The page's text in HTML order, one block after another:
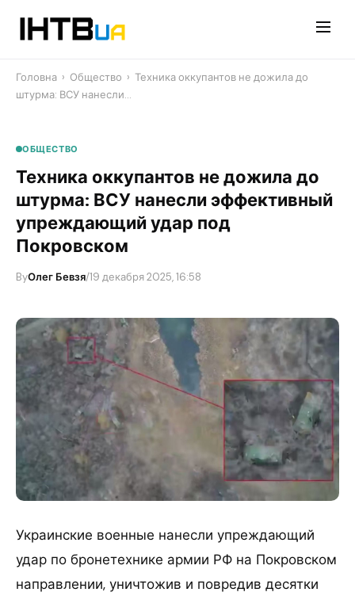
Головна › Общество › Техника оккупантов не дожила до
штурма: ВСУ нанесли…
ОБЩЕСТВО
Техника оккупантов не дожила до
штурма: ВСУ нанесли эффективный
упреждающий удар под
Покровском
ByОлег Бевзя/19 декабря 2025, 16:58
Украинские военные нанесли упреждающий
удар по бронетехнике армии РФ на Покровском
направлении, уничтожив и повредив десятки